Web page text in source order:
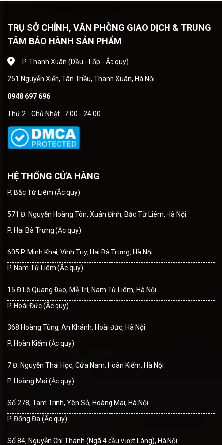
TRỤ SỞ CHÍNH, VĂN PHÒNG GIAO DỊCH & TRUNG
TÂM BẢO HÀNH SẢN PHẨM
P. Thanh Xuân (Dầu - Lốp - Ắc quy)
251 Nguyễn Xiển, Tân Triều, Thanh Xuân, Hà Nội
0948 697 696
Thứ 2 - Chủ Nhật : 7:00 - 24:00
HỆ THỐNG CỬA HÀNG
P. Bắc Từ Liêm (Ắc quy)
571 Đ. Nguyễn Hoàng Tôn, Xuân Đỉnh, Bắc Từ Liêm, Hà Nội.
P. Hai Bà Trưng (Ắc quy)
605 P. Minh Khai, Vĩnh Tuy, Hai Bà Trưng, Hà Nội
P. Nam Từ Liêm (Ắc quy)
15 Đ.Lê Quang Đạo, Mễ Trì, Nam Từ Liêm, Hà Nội
P. Hoài Đức (Ắc quy)
368 Hoàng Tùng, An Khánh, Hoài Đức, Hà Nội
P. Hoàn Kiếm (Ắc quy)
7 Đ. Nguyễn Thái Học, Cửa Nam, Hoàn Kiếm, Hà Nội
P. Hoàng Mai (Ắc quy)
Số 278, Tam Trinh, Yên Sở, Hoàng Mai, Hà Nội
P. Đống Đa (Ắc quy)
Số 84, Nguyễn Chí Thanh (Ngã 4 cầu vượt Láng), Hà Nội